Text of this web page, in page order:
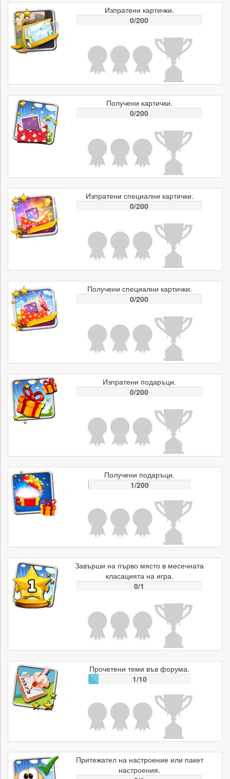
Изпратени картички.
0/200
Получени картички.
0/200
Изпратени специални картички.
0/200
Получени специални картички.
0/200
Изпратени подаръци.
0/200
Получени подаръци.
1/200
Завърши на първо място в месечната
класацията на игра.
0/1
Прочетени теми във форума.
1/10
Притежател на настроение или пакет
настроения.